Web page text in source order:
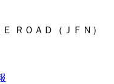
ＲＯＡＤ（ＪＦＮ）